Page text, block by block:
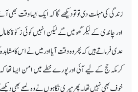
زندگی کی مہلت دی تو تو دیکھے گا کہ ایک ایسا وقت بھی
اور چاندی کے لیکر گھومیں گے لیکن انہیں کوئی زکوٰۃ کا
عدی فرماتے ہیں کہ پھر وہ وقت آیا اور میں نے اس کا
کر مکہ حج کے لیے آئی اور پورے خطے میں امن ایسا تھا
خوف بھی نہیں تھا۔ پھر میری نگاہوں نے وہ لمحے بھی